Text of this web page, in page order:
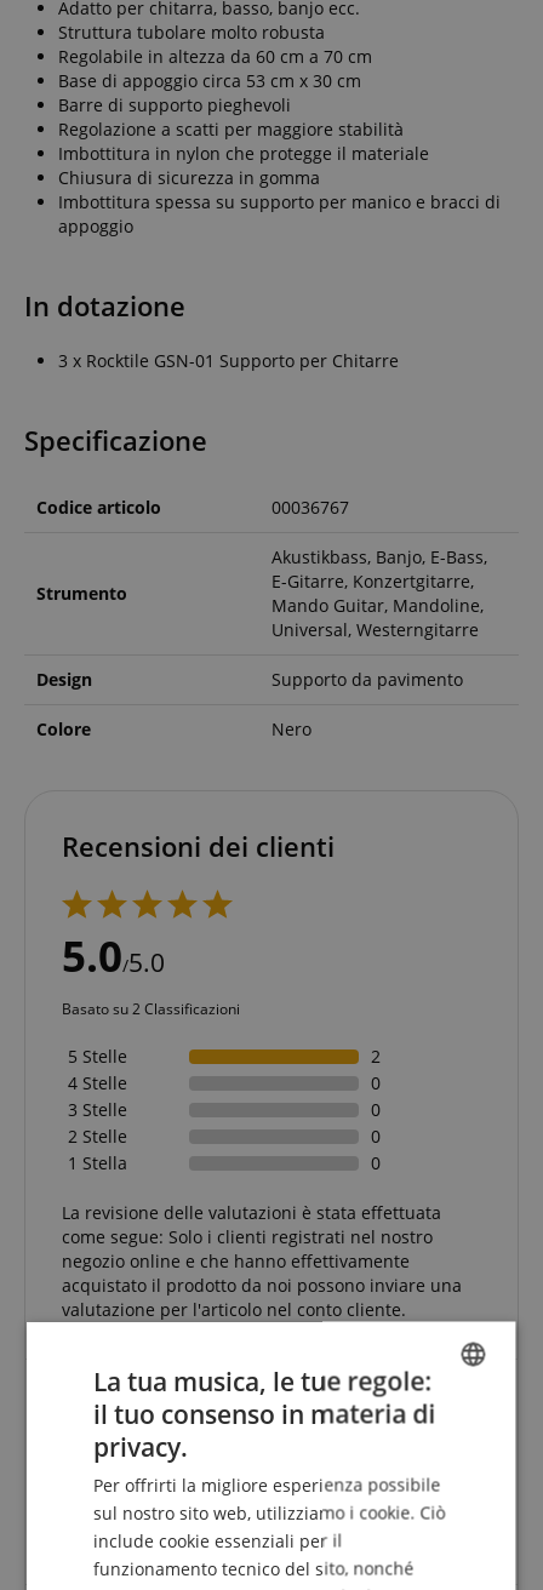
Adatto per chitarra, basso, banjo ecc.
Struttura tubolare molto robusta
Regolabile in altezza da 60 cm a 70 cm
Base di appoggio circa 53 cm x 30 cm
Barre di supporto pieghevoli
Regolazione a scatti per maggiore stabilità
Imbottitura in nylon che protegge il materiale
Chiusura di sicurezza in gomma
Imbottitura spessa su supporto per manico e bracci di
appoggio
In dotazione
3 x Rocktile GSN-01 Supporto per Chitarre
Specificazione
Codice articolo 00036767
Strumento
Akustikbass, Banjo, E-Bass,
E-Gitarre, Konzertgitarre,
Mando Guitar, Mandoline,
Universal, Westerngitarre
Design Supporto da pavimento
Colore Nero
Recensioni dei clienti
5.0/5.0
Basato su 2 Classificazioni
5 Stelle
2
4 Stelle
0
3 Stelle
0
2 Stelle
0
1 Stella
0
La revisione delle valutazioni è stata effettuata
come segue: Solo i clienti registrati nel nostro
negozio online e che hanno effettivamente
acquistato il prodotto da noi possono inviare una
valutazione per l'articolo nel conto cliente.
Ottimo
Recensione diGiusto
acquisto verificato
Confezione perfetta, arrivo velocissimo, prodotto come
specificato. Direi ottimo, grazie
ENGLISH
ITALIAN
La tua musica, le tue regole:
il tuo consenso in materia di
privacy.
Per offrirti la migliore esperienza possibile
sul nostro sito web, utilizziamo i cookie. Ciò
include cookie essenziali per il
funzionamento tecnico del sito, nonché